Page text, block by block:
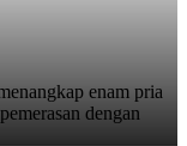
enam pria
dengan